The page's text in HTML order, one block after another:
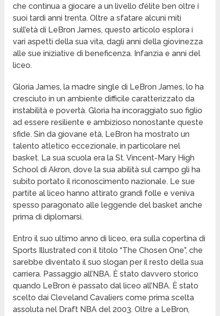
che continua a giocare a un livello d’élite ben oltre i
suoi tardi anni trenta. Oltre a sfatare alcuni miti
sull’età di LeBron James, questo articolo esplora i
vari aspetti della sua vita, dagli anni della giovinezza
alle sue iniziative di beneficenza. Infanzia e anni del
liceo.
Gloria James, la madre single di LeBron James, lo ha
cresciuto in un ambiente difficile caratterizzato da
instabilità e povertà. Gloria ha incoraggiato suo figlio
ad essere resiliente e ambizioso nonostante queste
sfide. Sin da giovane età, LeBron ha mostrato un
talento atletico eccezionale, in particolare nel
basket. La sua scuola era la St. Vincent-Mary High
School di Akron, dove la sua abilità sul campo gli ha
subito portato il riconoscimento nazionale. Le sue
partite al liceo hanno attirato grandi folle e veniva
spesso paragonato alle leggende del basket anche
prima di diplomarsi.
Entro il suo ultimo anno di liceo, era sulla copertina di
Sports Illustrated con il titolo “The Chosen One”, che
sarebbe diventato il suo slogan per il resto della sua
carriera. Passaggio all’NBA. È stato davvero storico
quando LeBron è passato dal liceo all’NBA. È stato
scelto dai Cleveland Cavaliers come prima scelta
assoluta nel Draft NBA del 2003. Oltre a LeBron,